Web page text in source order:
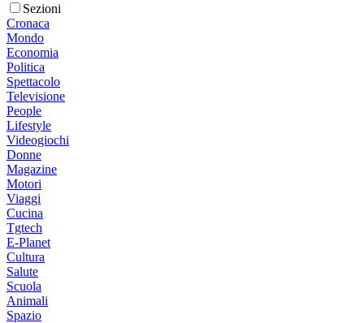
Sezioni
Cronaca
Mondo
Economia
Politica
Spettacolo
Televisione
People
Lifestyle
Videogiochi
Donne
Magazine
Motori
Viaggi
Cucina
Tgtech
E-Planet
Cultura
Salute
Scuola
Animali
Spazio